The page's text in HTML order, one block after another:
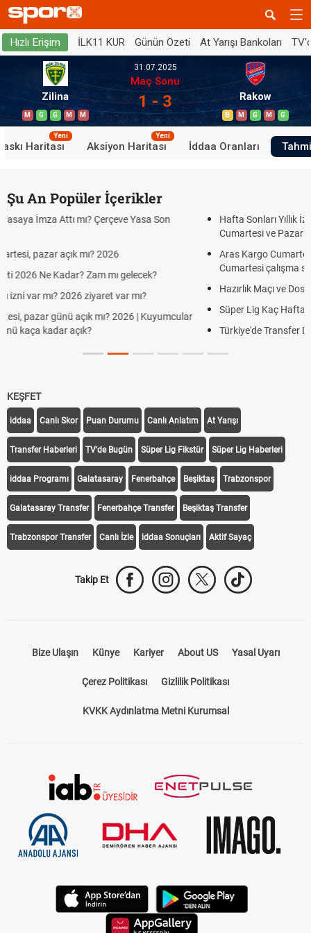
Hızlı Erişim İLK11 KUR Günün Özeti At Yarışı Bankoları
Zilina
M G G M M
31.07.2025
Maç Sonu
1 - 3 Rakow
B M G M G
Haritası
Yeni
Aksiyon Haritası
Yeni
İddaa Oranları
Şu An Popüler İçerikler
Yasa Son
gelecek?
var mı?
2026 | Kuyumcular
Hafta Sonları Yıllık İzinden Sayılır mı? Yıllık
Cumartesi ve Pazar Detayı
Aras Kargo Cumartesi-pazar açık mı? 2026
Cumartesi çalışma saatleri!
Hazırlık Maçı ve Dostluk Maçı Nedir? Resmî
Süper Lig Kaç Hafta ve Toplam Kaç Maç
Türkiye'de Transfer Dönemi Ne Zaman
KEŞFET
iddaa Canlı Skor Puan Durumu Canlı Anlatım At Yarışı
Transfer Haberleri TV'de Bugün Süper Lig Fikstür Süper Lig Haberleri
iddaa Programı Galatasaray Fenerbahçe Beşiktaş Trabzonspor
Galatasaray Transfer Fenerbahçe Transfer Beşiktaş Transfer
Trabzonspor Transfer Canlı İzle iddaa Sonuçları Aktif Sayaç
Takip Et
Bize Ulaşın Künye Kariyer About US Yasal Uyarı
Çerez Politikası Gizlilik Politikası
KVKK Aydınlatma Metni Kurumsal